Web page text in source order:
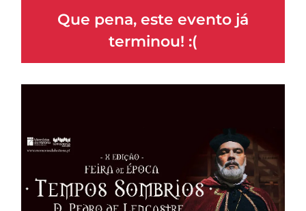
Que pena, este evento já
terminou! :(